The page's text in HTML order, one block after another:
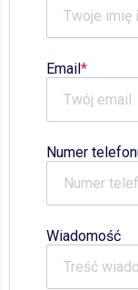
Email
Numer
Wiadomość